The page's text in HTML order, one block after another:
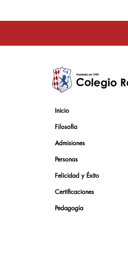
Inicio
Filosofía
Admisiones
Personas
Felicidad y Éxito
Certificaciones
Pedagogía